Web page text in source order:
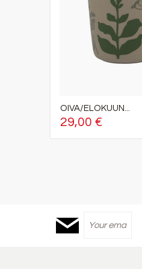
OIVA/ELOKUUN...
29,00 €